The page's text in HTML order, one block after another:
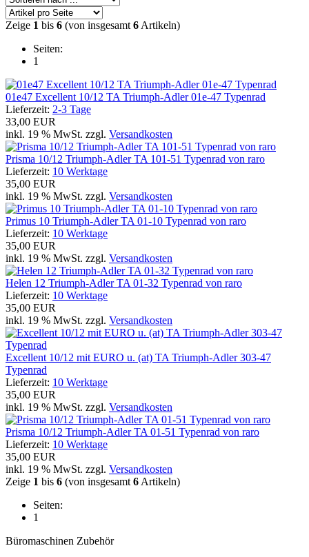
Zeige 1 bis 6 (von insgesamt 6 Artikeln)
Seiten:
1
01e47 Excellent 10/12 TA Triumph-Adler 01e-47 Typenrad
Lieferzeit: 2-3 Tage
33,00 EUR
inkl. 19 % MwSt. zzgl. Versandkosten
Prisma 10/12 Triumph-Adler TA 101-51 Typenrad von raro
Lieferzeit: 10 Werktage
35,00 EUR
inkl. 19 % MwSt. zzgl. Versandkosten
Primus 10 Triumph-Adler TA 01-10 Typenrad von raro
Lieferzeit: 10 Werktage
35,00 EUR
inkl. 19 % MwSt. zzgl. Versandkosten
Helen 12 Triumph-Adler TA 01-32 Typenrad von raro
Lieferzeit: 10 Werktage
35,00 EUR
inkl. 19 % MwSt. zzgl. Versandkosten
Excellent 10/12 mit EURO u. (at) TA Triumph-Adler 303-47
Typenrad
Lieferzeit: 10 Werktage
35,00 EUR
inkl. 19 % MwSt. zzgl. Versandkosten
Prisma 10/12 Triumph-Adler TA 01-51 Typenrad von raro
Lieferzeit: 10 Werktage
35,00 EUR
inkl. 19 % MwSt. zzgl. Versandkosten
Zeige 1 bis 6 (von insgesamt 6 Artikeln)
Seiten:
1
Büromaschinen Zubehör